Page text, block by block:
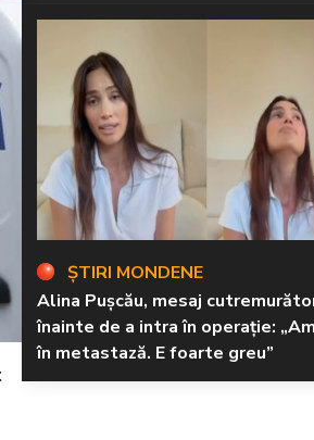
ȘTIRI MONDENE
Alina Pușcău, mesaj
înainte de a intra în operație:
în metastază. E foarte greu”